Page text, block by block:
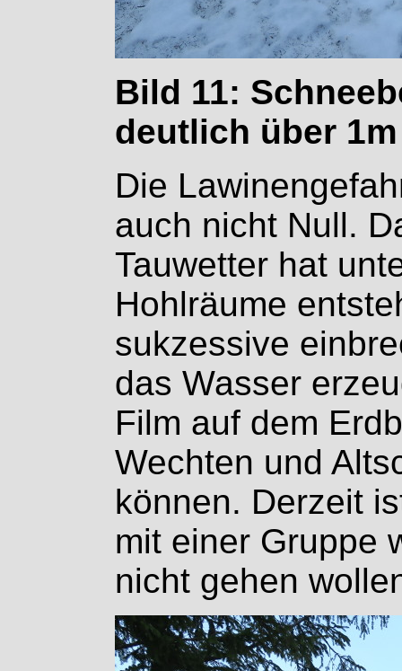
Bild 11:
deutlich über
Die
auch nicht Null.
Tauwetter hat
Hohlräume
sukzessive
das Wasser
Film auf dem
Wechten und
können. Derzeit
mit einer Gruppe
nicht gehen